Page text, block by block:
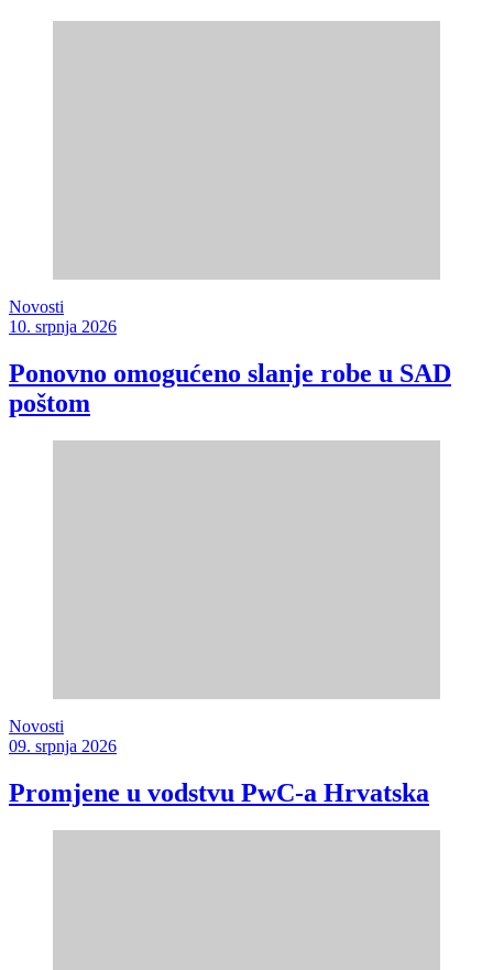
Novosti
10. srpnja 2026
Ponovno omogućeno slanje robe u SAD
poštom
Novosti
09. srpnja 2026
Promjene u vodstvu PwC-a Hrvatska